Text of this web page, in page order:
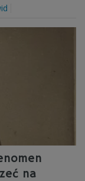
na